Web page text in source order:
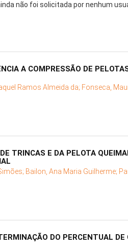
não foi solicitada por nenhum
A COMPRESSÃO DE
Ramos Almeida da; Fonseca,
TRINCAS E DA PELOTA
Bailon, Ana Maria Guilherme;
DO PERCENTUAL